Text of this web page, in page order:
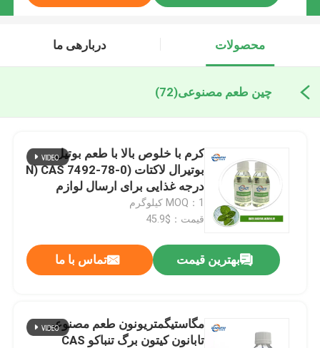
محصولات دربارهی ما
چین طعم مصنوعی(72)
کرم با خلوص بالا با طعم بوتیل
بوتیرال لاکتات (N) CAS 7492-78-0
درجه غذایی برای ارسال لوازم
آرایشی به سراسر جهان
MOQ：1 کیلوگرم
قیمت：$45.9
بهترین قیمت تماس با ما
مگاستیگمتریونون طعم مصنوعی
تابانون کیتون برگ تنباکو CAS